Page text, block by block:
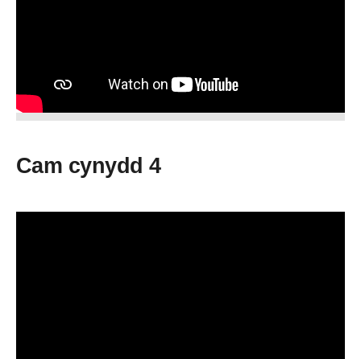
Cam cynydd 4